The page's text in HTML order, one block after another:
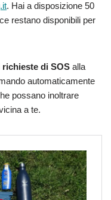
. Hai a disposizione 50
restano disponibili per
di SOS alla
automaticamente
possano inoltrare
a te.